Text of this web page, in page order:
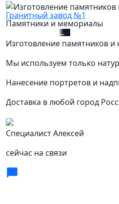
Гранитный завод №1
Памятники и мемориалы
+7 (812) 627-67-01
Изготовление памятников
Мы используем только
Нанесение портретов и
Доставка в любой город
Специалист Алексей
сейчас на связи